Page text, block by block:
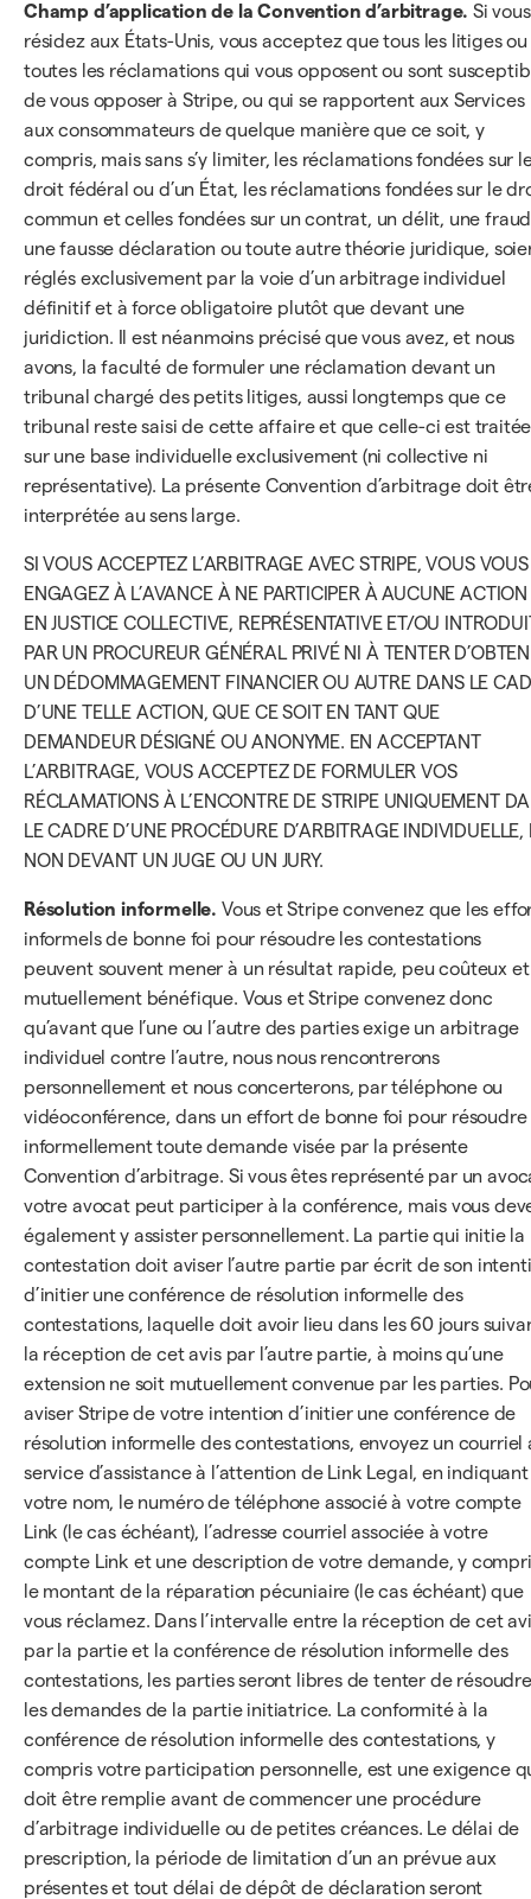
Champ d’application de la Convention d’arbitrage. Si vous
résidez aux États-Unis, vous acceptez que tous les litiges ou
toutes les réclamations qui vous opposent ou sont
de vous opposer à Stripe, ou qui se rapportent aux Services
aux consommateurs de quelque manière que ce soit, y
compris, mais sans s’y limiter, les réclamations fondées sur
droit fédéral ou d’un État, les réclamations fondées sur le
commun et celles fondées sur un contrat, un délit, une
une fausse déclaration ou toute autre théorie juridique,
réglés exclusivement par la voie d’un arbitrage individuel
définitif et à force obligatoire plutôt que devant une
juridiction. Il est néanmoins précisé que vous avez, et nous
avons, la faculté de formuler une réclamation devant un
tribunal chargé des petits litiges, aussi longtemps que ce
tribunal reste saisi de cette affaire et que celle-ci est traitée
sur une base individuelle exclusivement (ni collective ni
représentative). La présente Convention d’arbitrage doit
interprétée au sens large.
SI VOUS ACCEPTEZ L’ARBITRAGE AVEC STRIPE, VOUS VOUS
ENGAGEZ À L’AVANCE À NE PARTICIPER À AUCUNE ACTION
EN JUSTICE COLLECTIVE, REPRÉSENTATIVE ET/OU
PAR UN PROCUREUR GÉNÉRAL PRIVÉ NI À TENTER
UN DÉDOMMAGEMENT FINANCIER OU AUTRE DANS LE
D’UNE TELLE ACTION, QUE CE SOIT EN TANT QUE
DEMANDEUR DÉSIGNÉ OU ANONYME. EN ACCEPTANT
L’ARBITRAGE, VOUS ACCEPTEZ DE FORMULER VOS
RÉCLAMATIONS À L’ENCONTRE DE STRIPE UNIQUEMENT
LE CADRE D’UNE PROCÉDURE D’ARBITRAGE INDIVIDUELLE,
NON DEVANT UN JUGE OU UN JURY.
Résolution informelle. Vous et Stripe convenez que les
informels de bonne foi pour résoudre les contestations
peuvent souvent mener à un résultat rapide, peu coûteux et
mutuellement bénéfique. Vous et Stripe convenez donc
qu’avant que l’une ou l’autre des parties exige un arbitrage
individuel contre l’autre, nous nous rencontrerons
personnellement et nous concerterons, par téléphone ou
vidéoconférence, dans un effort de bonne foi pour résoudre
informellement toute demande visée par la présente
Convention d’arbitrage. Si vous êtes représenté par un
votre avocat peut participer à la conférence, mais vous
également y assister personnellement. La partie qui initie la
contestation doit aviser l’autre partie par écrit de son
d’initier une conférence de résolution informelle des
contestations, laquelle doit avoir lieu dans les 60 jours
la réception de cet avis par l’autre partie, à moins qu’une
extension ne soit mutuellement convenue par les parties.
aviser Stripe de votre intention d’initier une conférence de
résolution informelle des contestations, envoyez un courriel
service d’assistance à l’attention de Link Legal, en indiquant
votre nom, le numéro de téléphone associé à votre compte
Link (le cas échéant), l’adresse courriel associée à votre
compte Link et une description de votre demande, y
le montant de la réparation pécuniaire (le cas échéant) que
vous réclamez. Dans l’intervalle entre la réception de cet
par la partie et la conférence de résolution informelle des
contestations, les parties seront libres de tenter de résoudre
les demandes de la partie initiatrice. La conformité à la
conférence de résolution informelle des contestations, y
compris votre participation personnelle, est une exigence
doit être remplie avant de commencer une procédure
d’arbitrage individuelle ou de petites créances. Le délai de
prescription, la période de limitation d’un an prévue aux
présentes et tout délai de dépôt de déclaration seront